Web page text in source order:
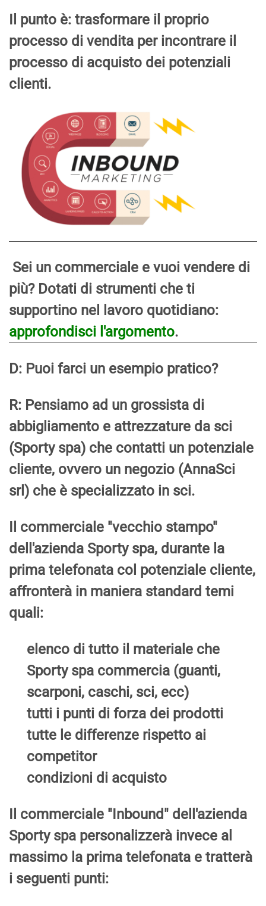
Il punto è: trasformare il proprio
processo di vendita per incontrare il
processo di acquisto dei potenziali
clienti.
Sei un commerciale e vuoi vendere di
più? Dotati di strumenti che ti
supportino nel lavoro quotidiano:
approfondisci l'argomento.
D: Puoi farci un esempio pratico?
R: Pensiamo ad un grossista di
abbigliamento e attrezzature da sci
(Sporty spa) che contatti un potenziale
cliente, ovvero un negozio (AnnaSci
srl) che è specializzato in sci.
Il commerciale "vecchio stampo"
dell'azienda Sporty spa, durante la
prima telefonata col potenziale cliente,
affronterà in maniera standard temi
quali:
elenco di tutto il materiale che
Sporty spa commercia (guanti,
scarponi, caschi, sci, ecc)
tutti i punti di forza dei prodotti
tutte le differenze rispetto ai
competitor
condizioni di acquisto
Il commerciale "Inbound" dell'azienda
Sporty spa personalizzerà invece al
massimo la prima telefonata e tratterà
i seguenti punti: